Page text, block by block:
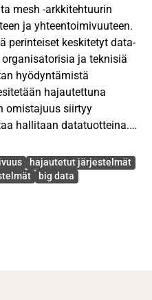
mesh -arkkitehtuurin
ja yhteentoimivuuteen.
perinteiset keskitetyt data-
ja teknisiä
hyödyntämistä
hajautettuna
omistajuus siirtyy
hallitaan datatuotteina.
miten domain-
ja
ja arvioidaan, millaisiin
Tutkimus toteutetaan
hajautetut järjestelmät
big data